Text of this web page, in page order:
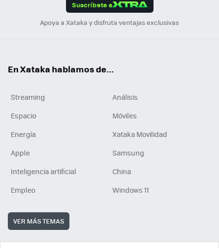
Suscríbete a
Apoya a Xataka y disfruta ventajas exclusivas
En Xataka hablamos de...
Streaming
Análisis
Espacio
Móviles
Energía
Xataka Movilidad
Apple
Samsung
Inteligencia artificial
China
Empleo
Windows 11
VER MÁS TEMAS